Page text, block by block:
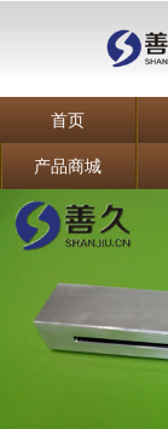
首页
产品商城